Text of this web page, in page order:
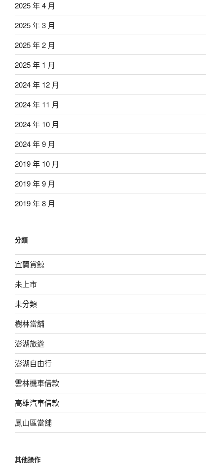
2025 年 4 月
2025 年 3 月
2025 年 2 月
2025 年 1 月
2024 年 12 月
2024 年 11 月
2024 年 10 月
2024 年 9 月
2019 年 10 月
2019 年 9 月
2019 年 8 月
分類
宜蘭賞鯨
未上市
未分類
樹林當舖
澎湖旅遊
澎湖自由行
雲林機車借款
高雄汽車借款
鳳山區當舖
其他操作